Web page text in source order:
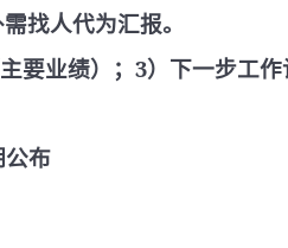
找人代为汇报。
要业绩）； 3）下一步工作
公布